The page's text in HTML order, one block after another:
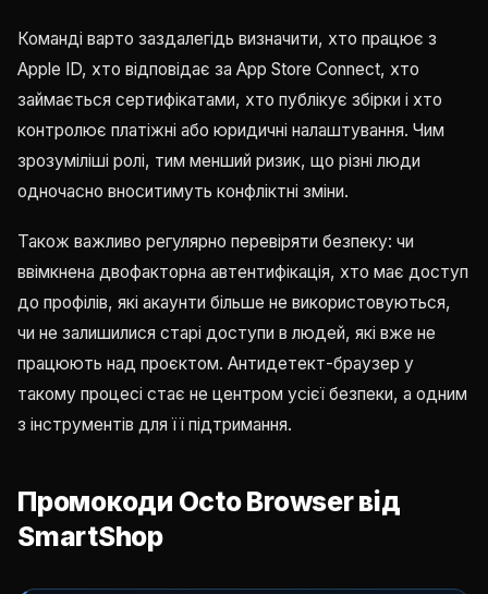
Команді варто заздалегідь визначити, хто працює з
Apple ID, хто відповідає за App Store Connect, хто
займається сертифікатами, хто публікує збірки і хто
контролює платіжні або юридичні налаштування. Чим
зрозуміліші ролі, тим менший ризик, що різні люди
одночасно вноситимуть конфліктні зміни.
Також важливо регулярно перевіряти безпеку: чи
ввімкнена двофакторна автентифікація, хто має доступ
до профілів, які акаунти більше не використовуються,
чи не залишилися старі доступи в людей, які вже не
працюють над проєктом. Антидетект-браузер у
такому процесі стає не центром усієї безпеки, а одним
з інструментів для її підтримання.
Промокоди Octo Browser від
SmartShop